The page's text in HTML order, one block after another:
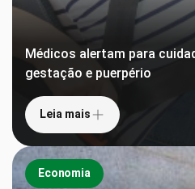
Médicos alertam para
gestação e puerpério
Leia mais
Economia